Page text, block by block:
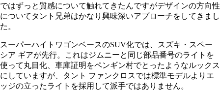
ではずっと質感について触れてきたんですがデザインの方向性
についてタント兄弟はかなり興味深いアプローチをしてきまし
た。
スーパーハイトワゴンベースのSUV化では、スズキ・スペー
シア ギアが先行。これはジムニーと同じ部品番号のライトを
使って丸目化、車庫証明をペンギン村でとったようなルックス
にしていますが、タント ファンクロスでは標準モデルよりエ
ッジの立ったライトを採用して派手ではありません。